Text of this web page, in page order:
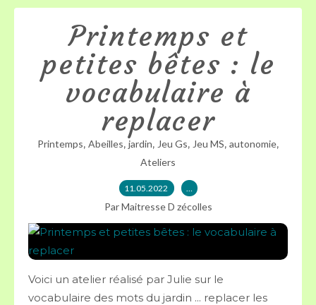
Printemps et
petites bêtes : le
vocabulaire à
replacer
Printemps, Abeilles, jardin, Jeu Gs, Jeu MS, autonomie,
Ateliers
11.05.2022 …
Par Maitresse D zécolles
Voici un atelier réalisé par Julie sur le
vocabulaire des mots du jardin ... replacer les